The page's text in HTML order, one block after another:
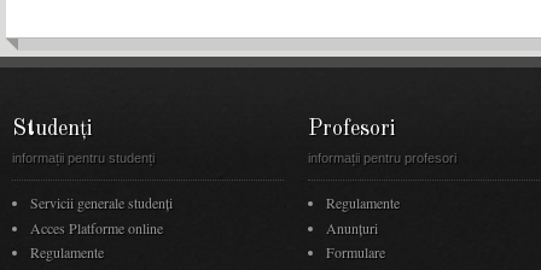
Studenți
informații pentru studenți
Servicii generale studenți
Acces Platforme online
Regulamente
Profesori
informații pentru profesori
Regulamente
Anunţuri
Formulare